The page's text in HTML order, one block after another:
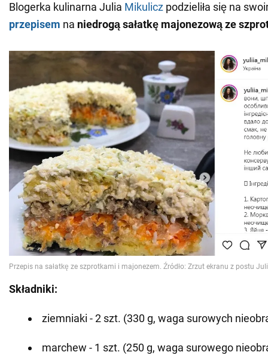
Blogerka kulinarna Julia Mikulicz podzieliła się na
przepisem na niedrogą sałatkę majonezową ze
Składniki:
ziemniaki - 2 szt. (330 g, waga surowych
marchew - 1 szt. (250 g, waga surowego